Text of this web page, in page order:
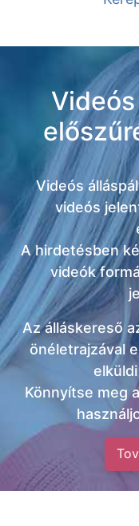
Videós
videós
A hirdetésben
videók
Az álláskereső
önéletrajzával
Könnyítse meg